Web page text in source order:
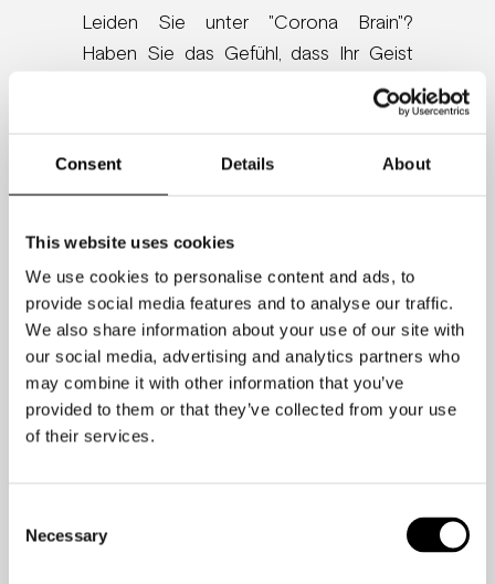
Consent Details About
This website uses cookies
We use cookies to personalise content and ads, to
provide social media features and to analyse our traffic.
We also share information about your use of our site with
our social media, advertising and analytics partners who
may combine it with other information that you’ve
provided to them or that they’ve collected from your use
of their services.
Selection
Necessary
Leiden Sie unter "Corona Brain"?
Haben Sie das Gefühl, dass Ihr Geist
vernebelt ist und dass Ängste, Sorgen
oder ständige Ablenkungen Ihre
beeinträchtigen? Die
Hier ist ein einfaches Prinzip, das wie
ein Zauber wirkt: Befreie deinen Körper
und dein Gehirn wird folgen. Es ist
unmöglich, dass sich Ihr Gehirn
gestresst fühlt, wenn Ihr Körper völlig
entspannt ist. Lassen Sie es mich Ihnen
Wenn Ihr Körper glücklich ist, nimmt Ihr